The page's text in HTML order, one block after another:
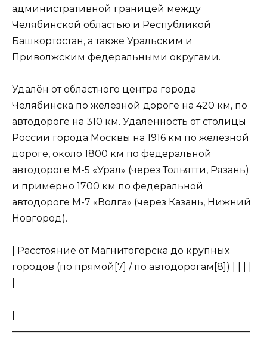
административной границей между
Челябинской областью и Республикой
Башкортостан, а также Уральским и
Приволжским федеральными округами.
Удалён от областного центра города
Челябинска по железной дороге на 420 км, по
автодороге на 310 км. Удалённость от столицы
России города Москвы на 1916 км по железной
дороге, около 1800 км по федеральной
автодороге М-5 «Урал» (через Тольятти, Рязань)
и примерно 1700 км по федеральной
автодороге М-7 «Волга» (через Казань, Нижний
Новгород).
| Расстояние от Магнитогорска до крупных
городов (по прямой[7] / по автодорогам[8]) | | | |
—————————————————————————